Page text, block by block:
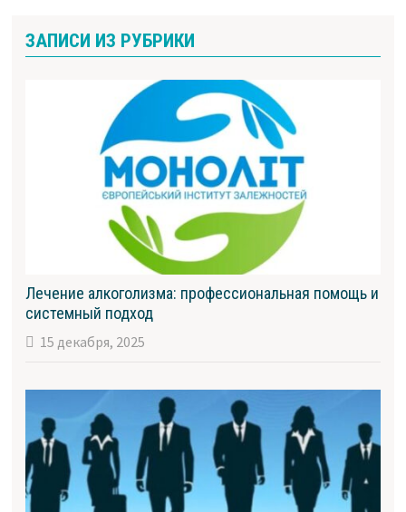
ЗАПИСИ ИЗ РУБРИКИ
Лечение алкоголизма: профессиональная помощь и
системный подход
15 декабря, 2025